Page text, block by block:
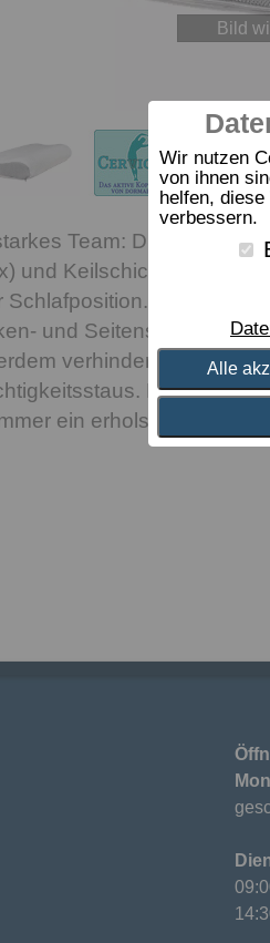
Wir nutzen
von ihnen
helfen,
verbessern.
Alle
Bild
Team: Die Kombi
und Keilschicht
Schlafposition. So eignet
und Seitenschläfer mit
verhindert das
Dank des
ein erholsames,